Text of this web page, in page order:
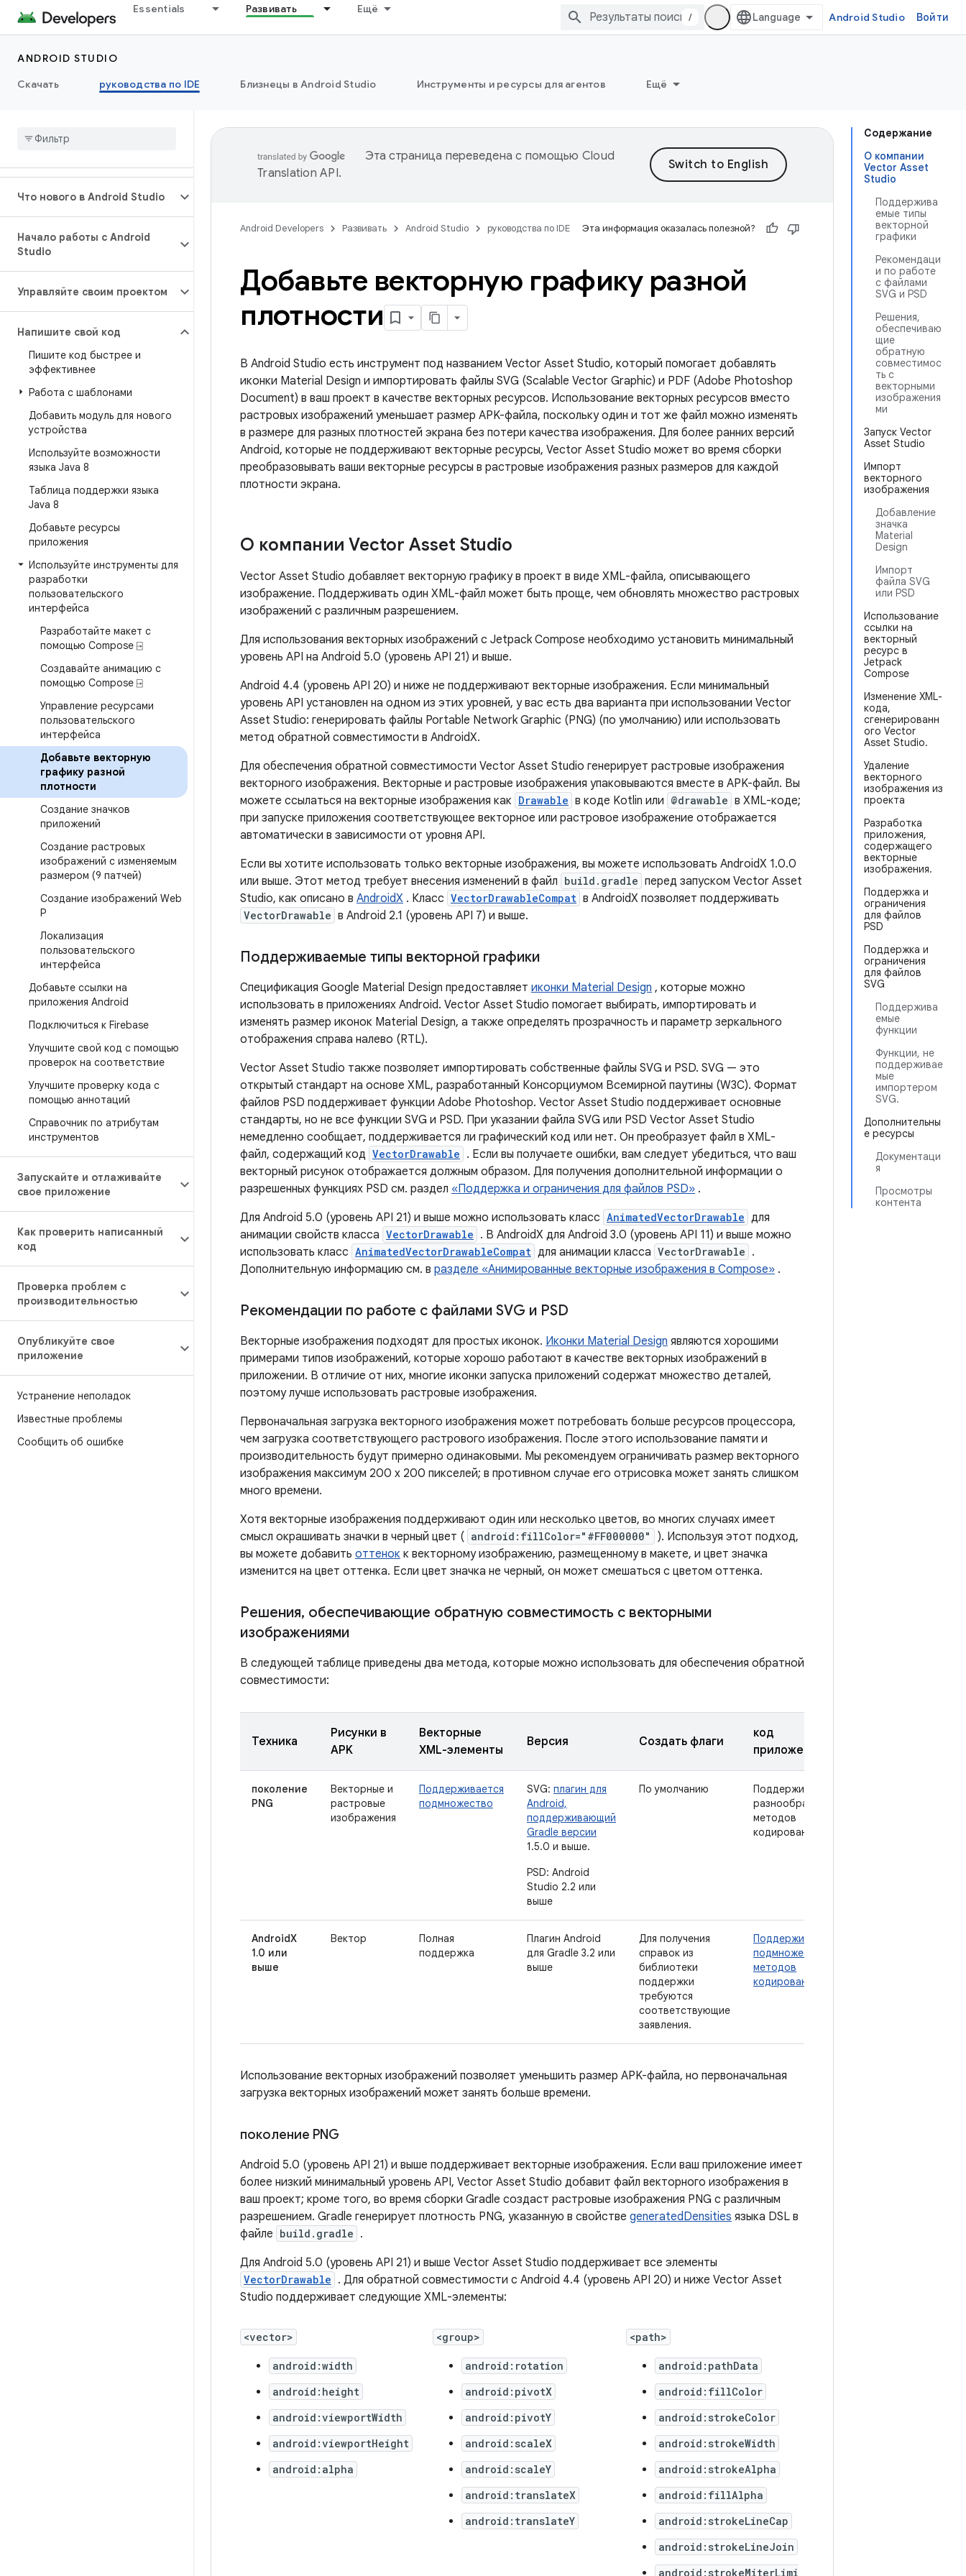
Essentials Развивать Ещё
/ Android Studio Войти
ANDROID STUDIO
Скачать
руководства по IDE Близнецы в Android Studio Инструменты и ресурсы для агентов Ещё
Что нового в Android Studio
Начало работы с Android
Studio
Управляйте своим проектом
Напишите свой код
Пишите код быстрее и
эффективнее
Работа с шаблонами
Добавить модуль для нового
устройства
Используйте возможности
языка Java 8
Таблица поддержки языка
Java 8
Добавьте ресурсы
приложения
Используйте инструменты для
разработки
пользовательского
интерфейса
Разработайте макет с
помощью Compose ⍈
Создавайте анимацию с
помощью Compose ⍈
Управление ресурсами
пользовательского
интерфейса
Добавьте векторную
графику разной
плотности
Создание значков
приложений
Создание растровых
изображений с изменяемым
размером (9 патчей)
Создание изображений Web
P
Локализация
пользовательского
интерфейса
Добавьте ссылки на
приложения Android
Подключиться к Firebase
Улучшите свой код с помощью
проверок на соответствие
Улучшите проверку кода с
помощью аннотаций
Справочник по атрибутам
инструментов
Запускайте и отлаживайте
свое приложение
Как проверить написанный
код
Проверка проблем с
производительностью
Опубликуйте свое
приложение
Устранение неполадок
Известные проблемы
Сообщить об ошибке
Содержание
О компании
Vector Asset
Studio
Поддержива
емые типы
векторной
графики
Рекомендаци
и по работе
с файлами
SVG и PSD
Решения,
обеспечиваю
щие
обратную
совместимос
ть с
векторными
изображения
ми
Запуск Vector
Asset Studio
Импорт
векторного
изображения
Добавление
значка
Material
Design
Импорт
файла SVG
или PSD
Использование
ссылки на
векторный
ресурс в
Jetpack
Compose
Изменение XML-
кода,
сгенерированн
ого Vector
Asset Studio.
Удаление
векторного
изображения из
проекта
Разработка
приложения,
содержащего
векторные
изображения.
Поддержка и
ограничения
для файлов
PSD
Поддержка и
ограничения
для файлов
SVG
Поддержива
емые
функции
Функции, не
поддерживае
мые
импортером
SVG.
Дополнительны
е ресурсы
Документаци
я
Просмотры
контента
Эта страница переведена с помощью Cloud
Translation API.
Android Developers Развивать Android Studio руководства по IDE Эта информация оказалась полезной?
Добавьте векторную графику разной
плотности
В Android Studio есть инструмент под названием Vector Asset Studio, который помогает добавлять
иконки Material Design и импортировать файлы SVG (Scalable Vector Graphic) и PDF (Adobe Photoshop
Document) в ваш проект в качестве векторных ресурсов. Использование векторных ресурсов вместо
растровых изображений уменьшает размер APK-файла, поскольку один и тот же файл можно изменять
в размере для разных плотностей экрана без потери качества изображения. Для более ранних версий
Android, которые не поддерживают векторные ресурсы, Vector Asset Studio может во время сборки
преобразовывать ваши векторные ресурсы в растровые изображения разных размеров для каждой
плотности экрана.
О компании Vector Asset Studio
Vector Asset Studio добавляет векторную графику в проект в виде XML-файла, описывающего
изображение. Поддерживать один XML-файл может быть проще, чем обновлять множество растровых
изображений с различным разрешением.
Для использования векторных изображений с Jetpack Compose необходимо установить минимальный
уровень API на Android 5.0 (уровень API 21) и выше.
Android 4.4 (уровень API 20) и ниже не поддерживают векторные изображения. Если минимальный
уровень API установлен на одном из этих уровней, у вас есть два варианта при использовании Vector
Asset Studio: генерировать файлы Portable Network Graphic (PNG) (по умолчанию) или использовать
метод обратной совместимости в AndroidX.
Для обеспечения обратной совместимости Vector Asset Studio генерирует растровые изображения
векторного изображения. Векторные и растровые изображения упаковываются вместе в APK-файл. Вы
можете ссылаться на векторные изображения как Drawable в коде Kotlin или @drawable в XML-коде;
при запуске приложения соответствующее векторное или растровое изображение отображается
автоматически в зависимости от уровня API.
Если вы хотите использовать только векторные изображения, вы можете использовать AndroidX 1.0.0
или выше. Этот метод требует внесения изменений в файл build.gradle перед запуском Vector Asset
Studio, как описано в AndroidX . Класс VectorDrawableCompat в AndroidX позволяет поддерживать
VectorDrawable в Android 2.1 (уровень API 7) и выше.
Поддерживаемые типы векторной графики
Спецификация Google Material Design предоставляет иконки Material Design , которые можно
использовать в приложениях Android. Vector Asset Studio помогает выбирать, импортировать и
изменять размер иконок Material Design, а также определять прозрачность и параметр зеркального
отображения справа налево (RTL).
Vector Asset Studio также позволяет импортировать собственные файлы SVG и PSD. SVG — это
открытый стандарт на основе XML, разработанный Консорциумом Всемирной паутины (W3C). Формат
файлов PSD поддерживает функции Adobe Photoshop. Vector Asset Studio поддерживает основные
стандарты, но не все функции SVG и PSD. При указании файла SVG или PSD Vector Asset Studio
немедленно сообщает, поддерживается ли графический код или нет. Он преобразует файл в XML-
файл, содержащий код VectorDrawable . Если вы получаете ошибки, вам следует убедиться, что ваш
векторный рисунок отображается должным образом. Для получения дополнительной информации о
разрешенных функциях PSD см. раздел «Поддержка и ограничения для файлов PSD» .
Для Android 5.0 (уровень API 21) и выше можно использовать класс AnimatedVectorDrawable для
анимации свойств класса VectorDrawable . В AndroidX для Android 3.0 (уровень API 11) и выше можно
использовать класс AnimatedVectorDrawableCompat для анимации класса VectorDrawable .
Дополнительную информацию см. в разделе «Анимированные векторные изображения в Compose» .
Рекомендации по работе с файлами SVG и PSD
Векторные изображения подходят для простых иконок. Иконки Material Design являются хорошими
примерами типов изображений, которые хорошо работают в качестве векторных изображений в
приложении. В отличие от них, многие иконки запуска приложений содержат множество деталей,
поэтому лучше использовать растровые изображения.
Первоначальная загрузка векторного изображения может потребовать больше ресурсов процессора,
чем загрузка соответствующего растрового изображения. После этого использование памяти и
производительность будут примерно одинаковыми. Мы рекомендуем ограничивать размер векторного
изображения максимум 200 x 200 пикселей; в противном случае его отрисовка может занять слишком
много времени.
Хотя векторные изображения поддерживают один или несколько цветов, во многих случаях имеет
смысл окрашивать значки в черный цвет ( android:fillColor="#FF000000"
). Используя этот подход,
вы можете добавить оттенок к векторному изображению, размещенному в макете, и цвет значка
изменится на цвет оттенка. Если цвет значка не черный, он может смешаться с цветом оттенка.
Решения, обеспечивающие обратную совместимость с векторными
изображениями
В следующей таблице приведены два метода, которые можно использовать для обеспечения обратной
совместимости:
Техника
Рисунки в
APK
Векторные
XML-элементы
Версия Создать флаги
код
приложения
поколение
PNG
Векторные и
растровые
изображения
Поддерживается
подмножество
SVG: плагин для
Android,
поддерживающий
Gradle версии
1.5.0 и выше.
PSD: Android
Studio 2.2 или
выше
По умолчанию
Поддерживается
разнообразие
методов
кодирования.
AndroidX
1.0 или
выше
Вектор
Полная
поддержка
Плагин Android
для Gradle 3.2 или
выше
Для получения
справок из
библиотеки
поддержки
требуются
соответствующие
заявления.
Поддерживается
подмножество
методов
кодирования
Использование векторных изображений позволяет уменьшить размер APK-файла, но первоначальная
загрузка векторных изображений может занять больше времени.
поколение PNG
Android 5.0 (уровень API 21) и выше поддерживает векторные изображения. Если ваш приложение имеет
более низкий минимальный уровень API, Vector Asset Studio добавит файл векторного изображения в
ваш проект; кроме того, во время сборки Gradle создаст растровые изображения PNG с различным
разрешением. Gradle генерирует плотность PNG, указанную в свойстве generatedDensities языка DSL в
файле build.gradle .
Для Android 5.0 (уровень API 21) и выше Vector Asset Studio поддерживает все элементы
VectorDrawable . Для обратной совместимости с Android 4.4 (уровень API 20) и ниже Vector Asset
Studio поддерживает следующие XML-элементы:
<vector>
android:width
android:height
android:viewportWidth
android:viewportHeight
android:alpha
<group>
android:rotation
android:pivotX
android:pivotY
android:scaleX
android:scaleY
android:translateX
android:translateY
<path>
android:pathData
android:fillColor
android:strokeColor
android:strokeWidth
android:strokeAlpha
android:fillAlpha
android:strokeLineCap
android:strokeLineJoin
android:strokeMiterLimi